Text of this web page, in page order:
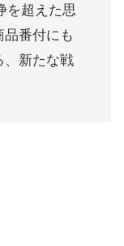
を超えた思
番付にも
、新たな戦